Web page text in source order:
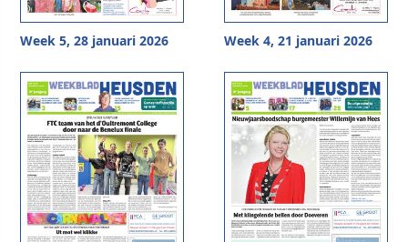
Week 5, 28 januari 2026 Week 4, 21 januari 2026